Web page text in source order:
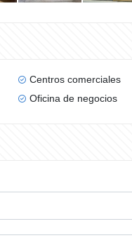
Centros comerciales
Oficina de negocios